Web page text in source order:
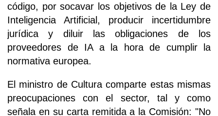
código, por socavar los objetivos de la Ley de
Inteligencia Artificial, producir incertidumbre
jurídica y diluir las obligaciones de los
proveedores de IA a la hora de cumplir la
normativa europea.
El ministro de Cultura comparte estas mismas
preocupaciones con el sector, tal y como
señala en su carta remitida a la Comisión: "No